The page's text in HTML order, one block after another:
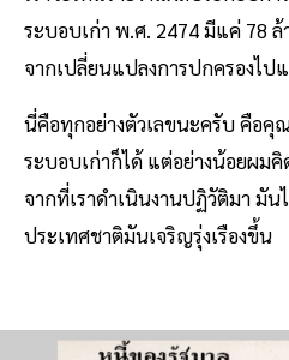
ระบอบเก่า พ.ศ. 2474 มีแค่ 78 ล้
จากเปลี่ยนแปลงการปกครองไป
นี่คือทุกอย่างตัวเลขนะครับ คือ
ระบอบเก่าก็ได้ แต่อย่างน้อยผม
จากที่เราดำเนินงานปฏิวัติมา มัน
ประเทศชาติมันเจริญรุ่งเรืองขึ้น